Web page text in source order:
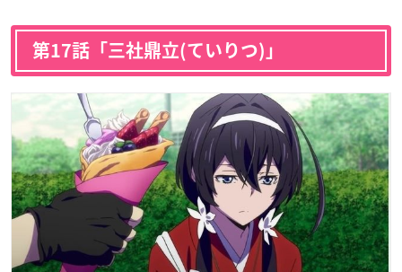
第17話「三社鼎立(ていりつ)」